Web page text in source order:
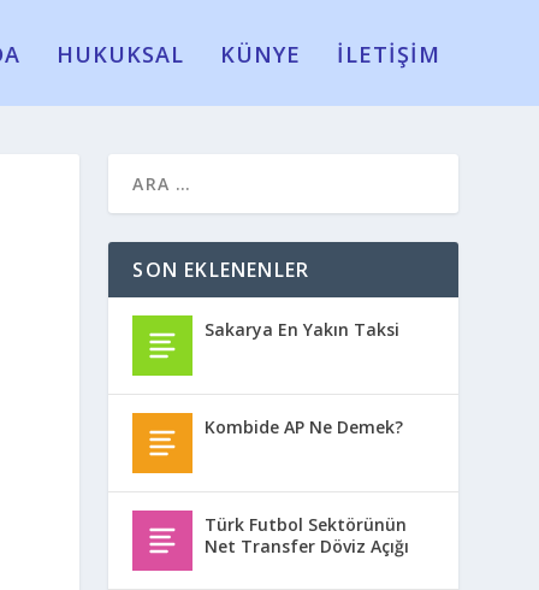
HUKUKSAL KÜNYE İLETİŞİM
SON EKLENENLER
Sakarya En Yakın Taksi
Kombide AP Ne Demek?
Türk Futbol Sektörünün
Net Transfer Döviz Açığı